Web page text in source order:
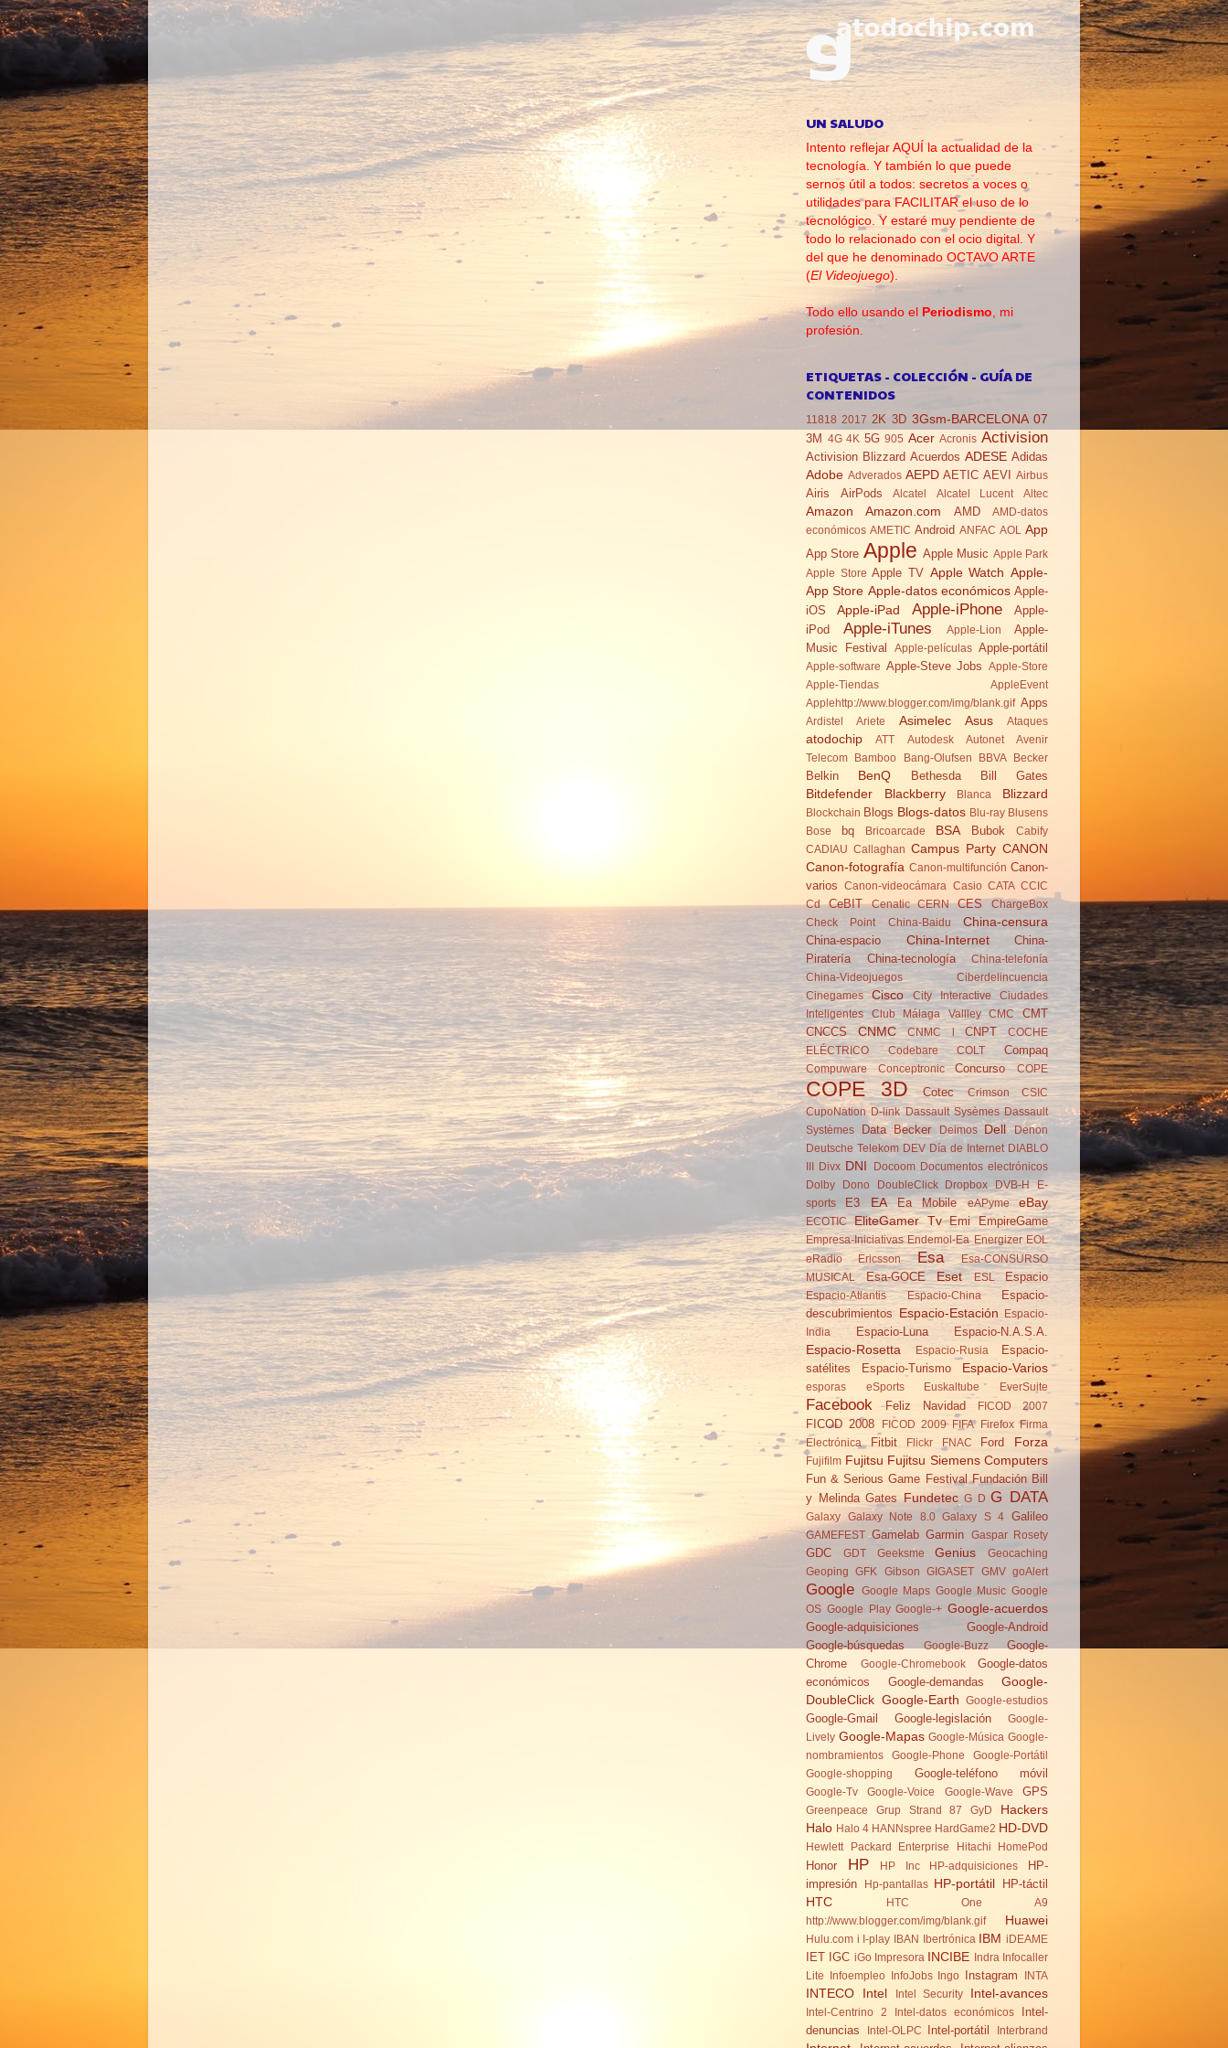
UN SALUDO
Intento reflejar AQUÍ la actualidad de la
tecnología. Y también lo que puede
sernos útil a todos: secretos a voces o
utilidades para FACILITAR el uso de lo
tecnológico. Y estaré muy pendiente de
todo lo relacionado con el ocio digital. Y
del que he denominado OCTAVO ARTE
(El Videojuego).
Todo ello usando el Periodismo , mi
profesión.
ETIQUETAS - COLECCIÓN - GUÍA DE
CONTENIDOS
11818 2017 2K 3D 3Gsm-BARCELONA 07
3M 4G 4K 5G 905 Acer Acronis Activision
Activision Blizzard Acuerdos ADESE Adidas
Adobe Adverados AEPD AETIC AEVI Airbus
Airis AirPods Alcatel Alcatel Lucent Altec
Amazon Amazon.com AMD
AMD-datos
económicos AMETIC Android ANFAC AOL App
App Store Apple Apple Music Apple Park
Apple Store Apple TV Apple Watch Apple-
App Store Apple-datos económicos Apple-
iOS
Apple-iPad Apple-iPhone
Apple-
iPod
Apple-iTunes Apple-Lion
Apple-
Music Festival
Apple-películas Apple-portátil
Apple-software Apple-Steve Jobs
Apple-Store
Apple-Tiendas
AppleEvent
Applehttp://www.blogger.com/img/blank.gif Apps
Ardistel Ariete Asimelec Asus Ataques
atodochip ATT Autodesk Autonet
Avenir
Telecom
Bamboo Bang-Olufsen BBVA Becker
Belkin BenQ Bethesda Bill Gates
Bitdefender Blackberry Blanca Blizzard
Blockchain Blogs Blogs-datos Blu-ray Blusens
Bose
bq Brico­arcade BSA Bubok
Cabify
CADIAU Callaghan Campus Party CANON
Canon-fotografía Canon-multifunción Canon-
varios
Canon-videocámara Casio CATA CCIC
Cd
CeBIT Cenatic CERN CES
ChargeBox
Check Point
China-Baidu China-censura
China-espacio China-Internet
China-
Piratería
China-tecnología
China-telefonía
China-Videojuegos
Ciberdelincuencia
Cinegames
Cisco City Interactive
Ciudades
Inteligentes
Club Málaga Vallley CMC
CMT
CNCCS
CNMC CNMC l CNPT
COCHE
ELÉCTRICO
Codebare COLT Compaq
Compuware Conceptronic Concurso COPE
COPE 3D Cotec Crimson
CSIC
CupoNation D-link Dassault Sysèmes Dassault
Systèmes
Data Becker Deimos Dell
Denon
Deutsche Telekom DEV Día de Internet DIABLO
Divx DNI Docoom
Documentos electrónicos
Dolby
Dono DoubleClick Dropbox DVB-H
E-
sports
E3 EA Ea Mobile eAPyme eBay
ECOTIC EliteGamer Tv Emi EmpireGame
Empresa-Iniciativas Endemol-Ea Energizer EOL
eRadio
Ericsson Esa
Esa-CONSURSO
MUSICAL
Esa-GOCE Eset ESL Espacio
Espacio-Atlantis Espacio-China
Espacio-
descubrimientos Espacio-Estación
Espacio-
India
Espacio-Luna Espacio-N.A.S.A.
Espacio-Rosetta Espacio-Rusia
Espacio-
satélites
Espacio-Turismo Espacio-Varios
esporas eSports Euskaltube EverSuite
Facebook Feliz Navidad FICOD 2007
FICOD 2008 FICOD 2009 FIFA Firefox Firma
Electrónica
Fitbit Flickr FNAC Ford Forza
Fujifilm Fujitsu Fujitsu Siemens Computers
Fun & Serious Game Festival Fundación Bill
y Melinda Gates Fundetec G D G DATA
Galaxy Galaxy Note 8.0 Galaxy S 4 Galileo
GAMEFEST Gamelab Garmin Gaspar Rosety
GDC GDT Geeksme Genius
Geocaching
Geoping
GFK Gibson GIGASET GMV goAlert
Google Google Maps Google Music Google
OS Google Play Google-+ Google-acuerdos
Google-adquisiciones
Google-Android
Google-búsquedas
Google-Buzz
Google-
Chrome
Google-Chromebook
Google-datos
económicos
Google-demandas
Google-
DoubleClick Google-Earth Google-estudios
Google-Gmail Google-legislación
Google-
Lively Google-Mapas Google-Música Google-
nombramientos
Google-Phone
Google-Portátil
Google-shopping
Google-teléfono móvil
Google-Tv Google-Voice Google-Wave GPS
Greenpeace Grup Strand 87 GyD
Hackers
Halo Halo 4 HANNspree HardGame2 HD-DVD
Hewlett Packard Enterprise Hitachi HomePod
Honor HP HP Inc HP-adquisiciones
HP-
impresión
Hp-pantallas HP-portátil HP-táctil
HTC
HTC One A9
http://www.blogger.com/img/blank.gif
Huawei
Hulu.com i I-play IBAN Ibertrónica IBM iDEAME
IET IGC iGo Impresora INCIBE Indra Infocaller
Lite
Infoempleo InfoJobs Ingo Instagram INTA
INTECO Intel Intel Security Intel-avances
Intel-Centrino 2 Intel-datos económicos
Intel-
denuncias
Intel-OLPC Intel-portátil Interbrand